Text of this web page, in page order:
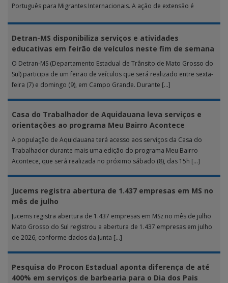
Português para Migrantes Internacionais. A ação de extensão é
Detran-MS disponibiliza serviços e atividades
educativas em feirão de veículos neste fim de semana
O Detran-MS (Departamento Estadual de Trânsito de Mato Grosso do
Sul) participa de um feirão de veículos que será realizado entre sexta-
feira (7) e domingo (9), em Campo Grande. Durante […]
Casa do Trabalhador de Aquidauana leva serviços e
orientações ao programa Meu Bairro Acontece
A população de Aquidauana terá acesso aos serviços da Casa do
Trabalhador durante mais uma edição do programa Meu Bairro
Acontece, que será realizada no próximo sábado (8), das 15h […]
Jucems registra abertura de 1.437 empresas em MS no
mês de julho
Jucems registra abertura de 1.437 empresas em MSz no mês de julho
Mato Grosso do Sul registrou a abertura de 1.437 empresas em julho
de 2026, conforme dados da Junta […]
Pesquisa do Procon Estadual aponta diferença de até
400% em serviços de barbearia para o Dia dos Pais